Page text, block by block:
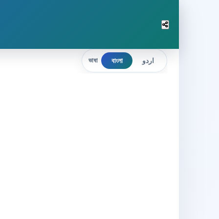
ভাষা বাংলা اردو